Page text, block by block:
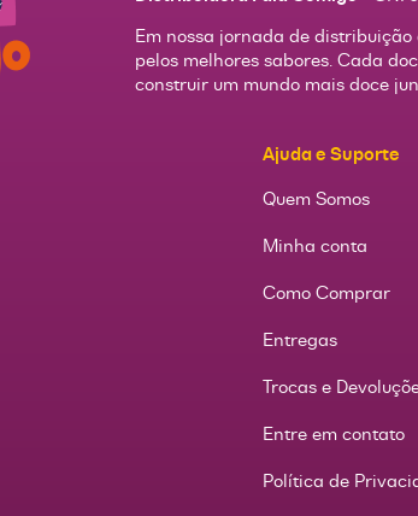
Em nossa jornada de
pelos melhores sabores. Cada
construir um mundo mais doce
Ajuda e Suporte
Quem Somos
Minha conta
Como Comprar
Entregas
Trocas e
Entre em contato
Política de